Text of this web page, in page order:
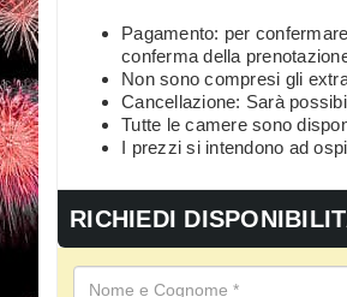
Pagamento: per
conferma della
Non sono compresi gli
Cancellazione: Sarà
Tutte le camere sono
I prezzi si intendono ad
RICHIEDI